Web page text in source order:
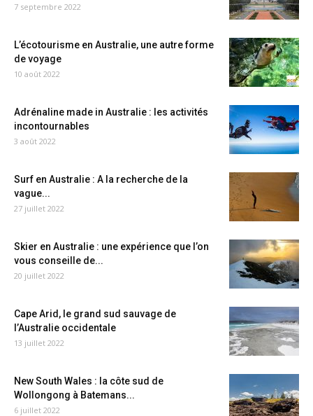
7 septembre 2022
L’écotourisme en Australie, une autre forme
de voyage
10 août 2022
Adrénaline made in Australie : les activités
incontournables
3 août 2022
Surf en Australie : A la recherche de la
vague...
27 juillet 2022
Skier en Australie : une expérience que l’on
vous conseille de...
20 juillet 2022
Cape Arid, le grand sud sauvage de
l’Australie occidentale
13 juillet 2022
New South Wales : la côte sud de
Wollongong à Batemans...
6 juillet 2022